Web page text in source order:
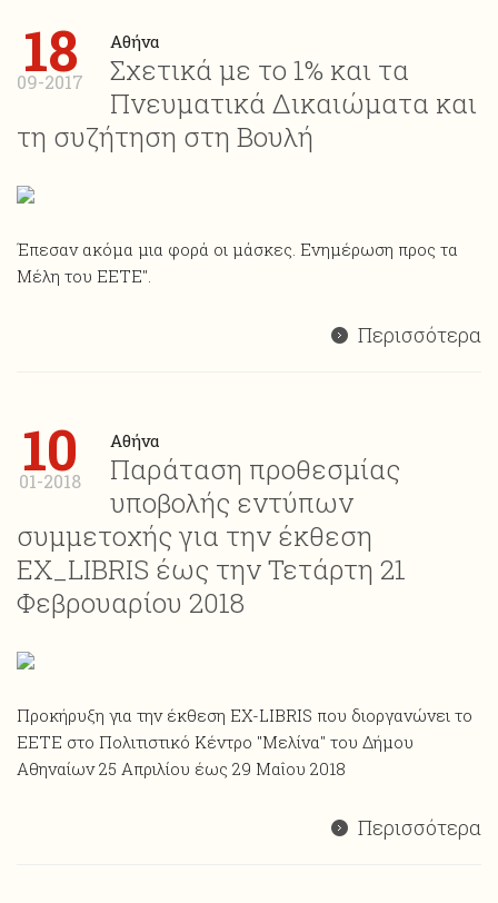
18
09-2017
Αθήνα
Σχετικά με το 1% και τα
Πνευματικά Δικαιώματα και
τη συζήτηση στη Βουλή
Έπεσαν ακόμα μια φορά οι μάσκες. Ενημέρωση προς τα
Μέλη του ΕΕΤΕ".
Περισσότερα
10
01-2018
Αθήνα
Παράταση προθεσμίας
υποβολής εντύπων
συμμετοχής για την έκθεση
ΕΧ_LIBRIS έως την Τετάρτη 21
Φεβρουαρίου 2018
Προκήρυξη για την έκθεση ΕΧ-LIBRIS που διοργανώνει το
ΕΕΤΕ στο Πολιτιστικό Κέντρο "Μελίνα" του Δήμου
Αθηναίων 25 Απριλίου έως 29 Μαΐου 2018
Περισσότερα